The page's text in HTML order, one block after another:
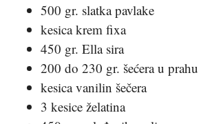
500 gr. slatka pavlake
kesica krem fixa
450 gr. Ella sira
200 do 230 gr. šećera u prahu
kesica vanilin šečera
3 kesice želatina